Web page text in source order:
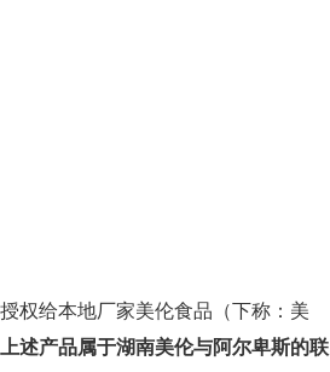
权给本地厂家美伦食品（下称：美
述产品属于湖南美伦与阿尔卑斯的联